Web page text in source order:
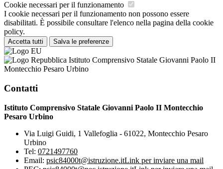
Cookie necessari per il funzionamento
I cookie necessari per il funzionamento non possono essere
disabilitati. È possibile consultare l'elenco nella pagina della cookie
policy.
Accetta tutti Salva le preferenze
Istituto Comprensivo Statale Giovanni Paolo II
Montecchio Pesaro Urbino
Contatti
Istituto Comprensivo Statale Giovanni Paolo II Montecchio
Pesaro Urbino
Via Luigi Guidi, 1 Vallefoglia - 61022, Montecchio Pesaro
Urbino
Tel: 0721497760
Email: psic84000t@istruzione.itLink per inviare una mail